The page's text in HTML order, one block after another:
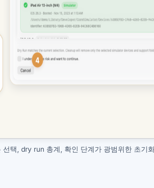
선택, dry run 총계, 확인 단계가 광범위한 초기